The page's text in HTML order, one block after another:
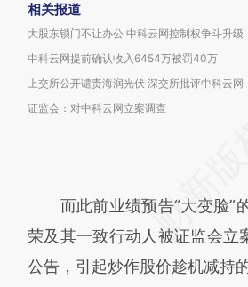
相关报道
大股东锁门不让办公 中科云网控制权争斗升级
中科云网提前确认收入6454万被罚40万
上交所公开谴责海润光伏 深交所批评中科云网
证监会：对中科云网立案调查
而此前业绩预告“大变脸”
荣及其一致行动人被证监会立
公告，引起炒作股价趁机减持的